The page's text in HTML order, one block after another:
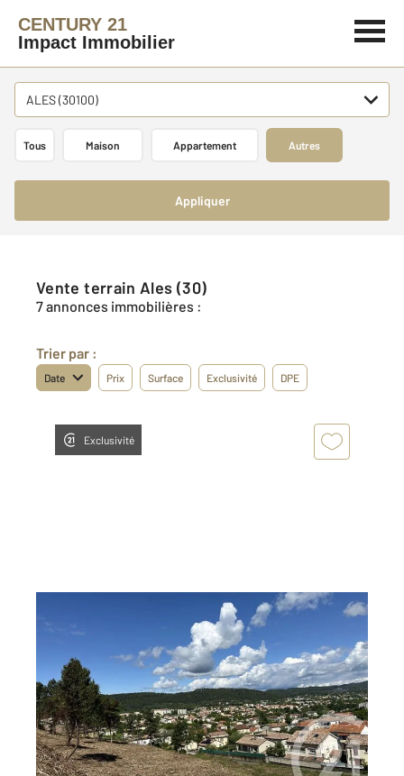
CENTURY 21
Impact Immobilier
ALES (30100)
Tous Maison Appartement Autres
Appliquer
Vente terrain Ales (30)
7 annonces immobilières :
Trier par :
Date Prix Surface Exclusivité DPE
Exclusivité
3656 m
Terrain à vendre
65 000 €
Terrain à bâtir à Alès Vue imprenable sur les